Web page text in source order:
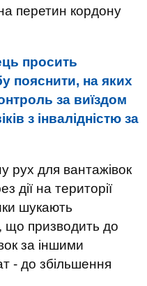
перетин кордону
просить
пояснити, на яких
за виїздом
з інвалідністю за
рух для вантажівок
дії на території
шукають
що призводить до
за іншими
- до збільшення